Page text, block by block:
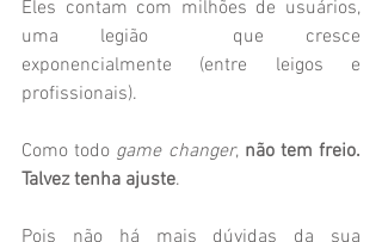
Eles contam com milhões de usuários,
uma legião  que cresce
exponencialmente (entre leigos e
profissionais).
Como todo game changer, não tem freio.
Talvez tenha ajuste.
Pois não há mais dúvidas da sua